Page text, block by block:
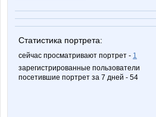
Статистика портрета:
сейчас просматривают портрет - 1
зарегистрированные пользователи
посетившие портрет за 7 дней - 54